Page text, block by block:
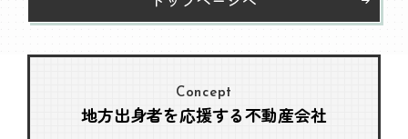
Concept
地方出身者を応援する不動産会社